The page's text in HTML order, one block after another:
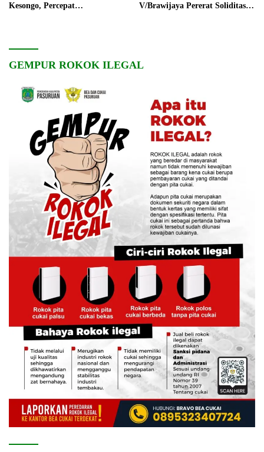
Kesongo, Percepat
V/Brawijaya Pererat Soliditas
GEMPUR ROKOK ILEGAL